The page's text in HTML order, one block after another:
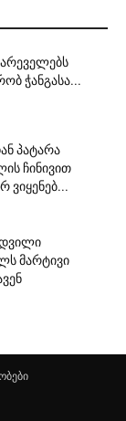
ჭანგასა...
პატარა
ჩინივით
მარტივი